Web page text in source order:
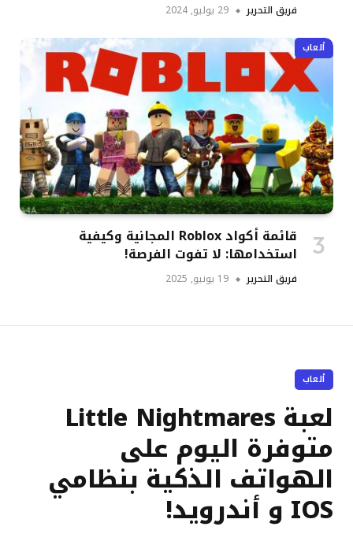
فريق التحرير 29 يوليو, 2024
ألعاب
قائمة أكواد Roblox المجانية وكيفية
استخدامها: لا تفوت الفرصة!
فريق التحرير 19 يونيو, 2025
ألعاب
لعبة Little Nightmares
متوفرة اليوم على
الهواتف الذكية بنظامي
IOS و أندرويد!